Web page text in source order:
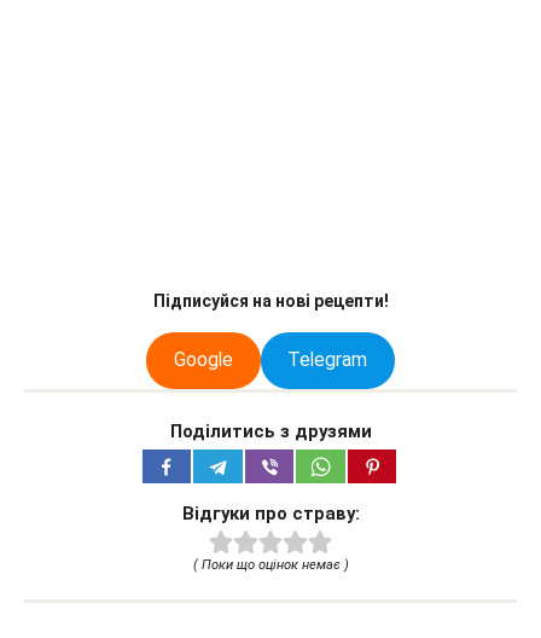
Підписуйся на нові рецепти!
Google Telegram
Поділитись з друзями
Відгуки про страву:
( Поки що оцінок немає )